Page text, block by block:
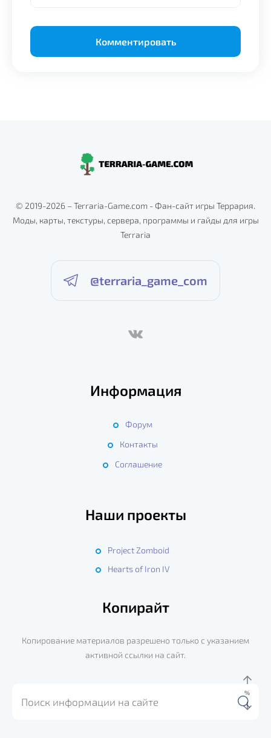
© 2019-2026 – Terraria-Game.com - Фан-сайт игры Террария.
Моды, карты, текстуры, сервера, программы и гайды для игры
Terraria
@terraria_game_com
Информация
Форум
Контакты
Соглашение
Наши проекты
Project Zomboid
Hearts of Iron IV
Копирайт
Копирование материалов разрешено только с указанием
активной ссылки на сайт.
%